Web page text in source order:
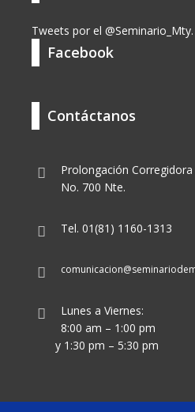
Tweets por el @Seminario_Mty.
Facebook
Contáctanos
Prolongación Corregidora
No. 700 Nte.
Tel. 01(81) 1160-1313
Lunes a Viernes:
8:00 am – 1:00 pm
y 1:30 pm – 5:30 pm